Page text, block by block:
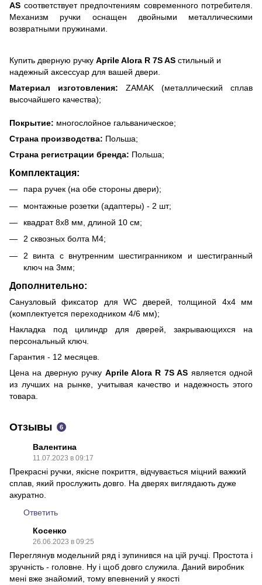
AS соответствует предпочтениям современного потребителя.
Механизм ручки оснащен двойными металлическими
возвратными пружинами.
Купить дверную ручку Aprile Alora R 7S AS стильный и
надежный аксессуар для вашей двери.
Материал изготовления: ZAMAK (металлический сплав
высочайшего качества);
Покрытие: многослойное гальваническое;
Страна производства: Польша;
Страна регистрации бренда: Польша;
Комплектация:
пара ручек (на обе стороны двери);
монтажные розетки (адаптеры) - 2 шт;
квадрат 8х8 мм, длиной 10 см;
2 сквозных болта М4;
2 винта с внутренним шестигранником и шестигранный
ключ на 3мм;
Дополнительно:
Санузловый фиксатор для WC дверей, толщиной 4х4 мм
(комплектуется переходником 4/6 мм);
Накладка под цилиндр для дверей, закрывающихся на
персональный ключ.
Гарантия - 12 месяцев.
Цена на дверную ручку Aprile Alora R 7S AS является одной
из лучших на рынке, учитывая качество и надежность этого
товара.
Отзывы 6
Валентина
11.07.2023 в 09:17
Прекрасні ручки, якісне покриття, відчувається міцний важкий
сплав, який прослужить довго. На дверях виглядають дуже
акуратно.
Ответить
Косенко
26.06.2023 в 09:25
Переглянув модельний ряд і зупинився на цій ручці. Простота і
зручність - головне. Ну і щоб довго служила. Даний виробник
мені вже знайомий, тому впевнений у якості